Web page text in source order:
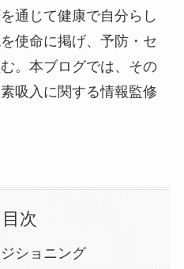
通じて健康で自分らし
使命に掲げ、予防・セ
。本ブログでは、その
吸入に関する情報監修
目次
ショニング